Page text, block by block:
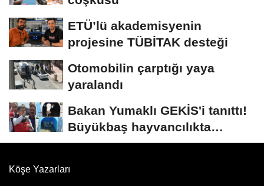
ETÜ’lü akademisyenin
projesine TÜBİTAK desteği
Otomobilin çarptığı yaya
yaralandı
Bakan Yumaklı GEKİS'i tanıttı!
Büyükbaş hayvancılıkta
"dijital...
Köşe Yazarları